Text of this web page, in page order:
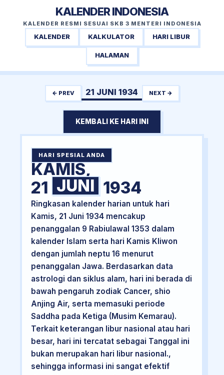
KALENDER INDONESIA
KALENDER RESMI SESUAI SKB 3 MENTERI INDONESIA
KALENDER KALKULATOR HARI LIBUR
HALAMAN
← PREV 21 JUNI 1934 NEXT →
KEMBALI KE HARI INI
HARI SPESIAL ANDA
KAMIS,
21 JUNI 1934
Ringkasan kalender harian untuk hari
Kamis, 21 Juni 1934 mencakup
penanggalan 9 Rabiulawal 1353 dalam
kalender Islam serta hari Kamis Kliwon
dengan jumlah neptu 16 menurut
penanggalan Jawa. Berdasarkan data
astrologi dan siklus alam, hari ini berada di
bawah pengaruh zodiak Cancer, shio
Anjing Air, serta memasuki periode
Saddha pada Ketiga (Musim Kemarau).
Terkait keterangan libur nasional atau hari
besar, hari ini tercatat sebagai Tanggal ini
bukan merupakan hari libur nasional.,
sehingga informasi ini sangat efektif